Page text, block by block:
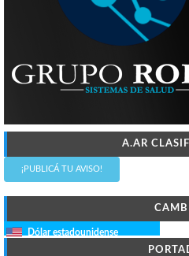
A.AR
¡PUBLICÁ TU AVISO!
Dólar estadounidense